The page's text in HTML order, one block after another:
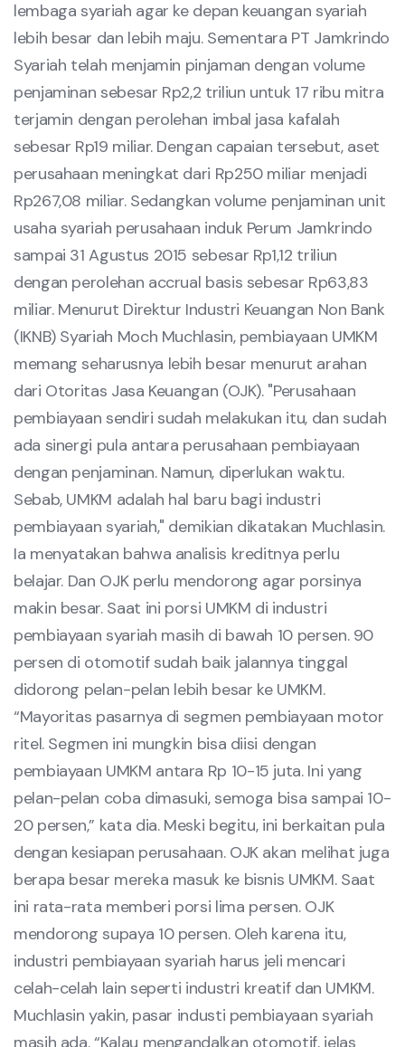
lembaga syariah agar ke depan keuangan syariah
lebih besar dan lebih maju. Sementara PT Jamkrindo
Syariah telah menjamin pinjaman dengan volume
penjaminan sebesar Rp2,2 triliun untuk 17 ribu mitra
terjamin dengan perolehan imbal jasa kafalah
sebesar Rp19 miliar. Dengan capaian tersebut, aset
perusahaan meningkat dari Rp250 miliar menjadi
Rp267,08 miliar. Sedangkan volume penjaminan unit
usaha syariah perusahaan induk Perum Jamkrindo
sampai 31 Agustus 2015 sebesar Rp1,12 triliun
dengan perolehan accrual basis sebesar Rp63,83
miliar. Menurut Direktur Industri Keuangan Non Bank
(IKNB) Syariah Moch Muchlasin, pembiayaan UMKM
memang seharusnya lebih besar menurut arahan
dari Otoritas Jasa Keuangan (OJK). "Perusahaan
pembiayaan sendiri sudah melakukan itu, dan sudah
ada sinergi pula antara perusahaan pembiayaan
dengan penjaminan. Namun, diperlukan waktu.
Sebab, UMKM adalah hal baru bagi industri
pembiayaan syariah," demikian dikatakan Muchlasin.
Ia menyatakan bahwa analisis kreditnya perlu
belajar. Dan OJK perlu mendorong agar porsinya
makin besar. Saat ini porsi UMKM di industri
pembiayaan syariah masih di bawah 10 persen. 90
persen di otomotif sudah baik jalannya tinggal
didorong pelan-pelan lebih besar ke UMKM.
“Mayoritas pasarnya di segmen pembiayaan motor
ritel. Segmen ini mungkin bisa diisi dengan
pembiayaan UMKM antara Rp 10-15 juta. Ini yang
pelan-pelan coba dimasuki, semoga bisa sampai 10-
20 persen,” kata dia. Meski begitu, ini berkaitan pula
dengan kesiapan perusahaan. OJK akan melihat juga
berapa besar mereka masuk ke bisnis UMKM. Saat
ini rata-rata memberi porsi lima persen. OJK
mendorong supaya 10 persen. Oleh karena itu,
industri pembiayaan syariah harus jeli mencari
celah-celah lain seperti industri kreatif dan UMKM.
Muchlasin yakin, pasar industi pembiayaan syariah
masih ada. “Kalau mengandalkan otomotif, jelas